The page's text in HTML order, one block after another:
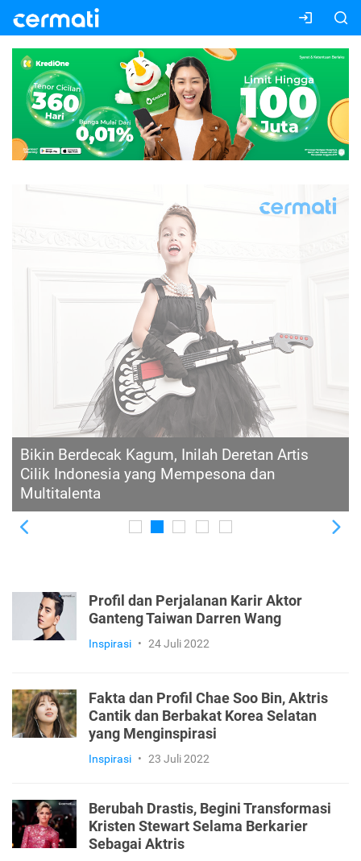
Menyelami Perjalanan Karier Fadly Faisal,
Model dan Aktor Ganteng Kakaknya Fuji An
Profil dan Perjalanan Karir Aktor
Ganteng Taiwan Darren Wang
Inspirasi • 24 Juli 2022
Fakta dan Profil Chae Soo Bin, Aktris
Cantik dan Berbakat Korea Selatan
yang Menginspirasi
Inspirasi • 23 Juli 2022
Berubah Drastis, Begini Transformasi
Kristen Stewart Selama Berkarier
Sebagai Aktris